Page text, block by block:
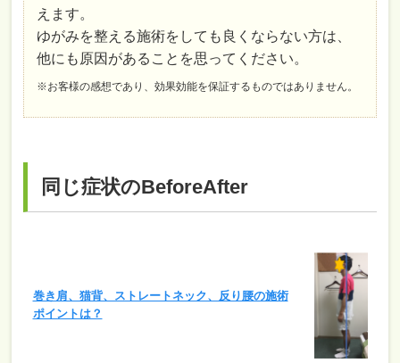
えます。
ゆがみを整える施術をしても良くならない方は、
他にも原因があることを思ってください。
※お客様の感想であり、効果効能を保証するものではありません。
同じ症状のBeforeAfter
巻き肩、猫背、ストレートネック、反り腰の施術
ポイントは？